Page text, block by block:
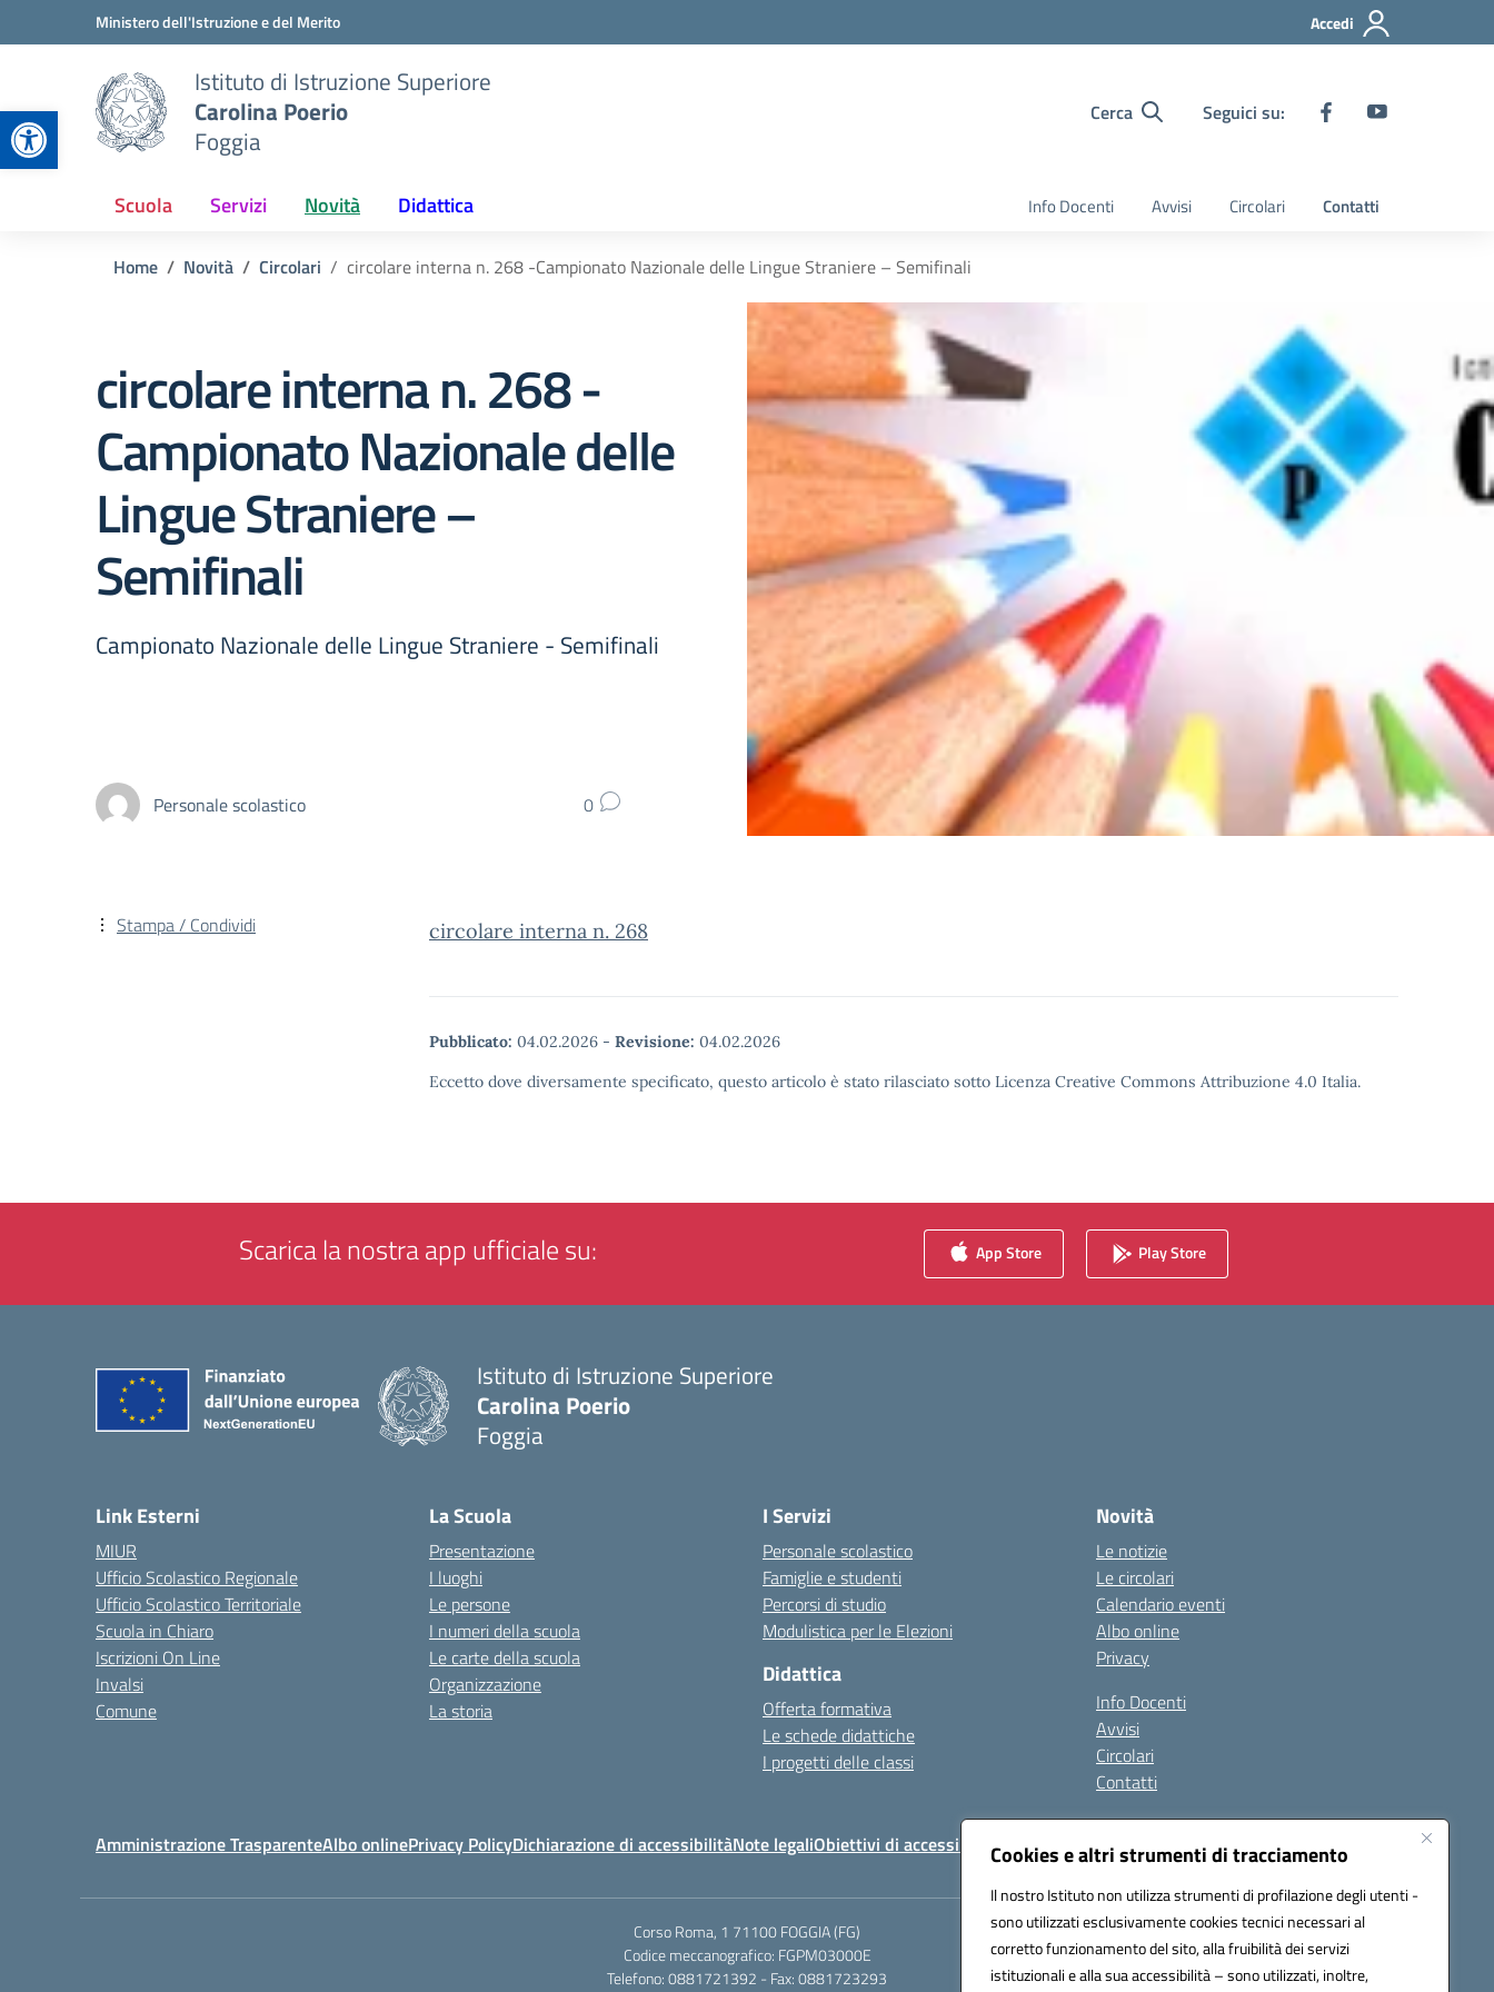
Apri la barra degli strumenti
Cookies e altri strumenti di tracciamento
Il nostro Istituto non utilizza strumenti di profilazione degli utenti -
sono utilizzati esclusivamente cookies tecnici necessari al
corretto funzionamento del sito, alla fruibilità dei servizi
istituzionali e alla sua accessibilità – sono utilizzati, inoltre,
Vai ai contenuti
Vai al menu di navigazioneMinistero dell'Istruzione e del Merito Accedi
Istituto di Istruzione Superiore
Carolina Poerio
Foggia
Cerca Seguici su:
Scuola Servizi Novità Didattica Info Docenti Avvisi Circolari Contatti
Home Novità Circolari circolare interna n. 268 -Campionato Nazionale delle Lingue Straniere – Semifinali
circolare interna n. 268 -
Campionato Nazionale delle
Lingue Straniere –
Semifinali
Campionato Nazionale delle Lingue Straniere - Semifinali
Personale scolastico 0
circolare interna n. 268
Pubblicato: 04.02.2026 - Revisione: 04.02.2026
Eccetto dove diversamente specificato, questo articolo è stato rilasciato sotto Licenza Creative Commons Attribuzione 4.0 Italia.
Stampa / Condividi
Scarica la nostra app ufficiale su: App Store Play Store
Istituto di Istruzione Superiore
Carolina Poerio
Foggia
Link Esterni
MIUR
Ufficio Scolastico Regionale
Ufficio Scolastico Territoriale
Scuola in Chiaro
Iscrizioni On Line
Invalsi
Comune
La Scuola
Presentazione
I luoghi
Le persone
I numeri della scuola
Le carte della scuola
Organizzazione
La storia
I Servizi
Personale scolastico
Famiglie e studenti
Percorsi di studio
Modulistica per le Elezioni
Didattica
Offerta formativa
Le schede didattiche
I progetti delle classi
Novità
Le notizie
Le circolari
Calendario eventi
Albo online
Privacy
Info Docenti
Avvisi
Circolari
Contatti
Amministrazione TrasparenteAlbo onlinePrivacy PolicyDichiarazione di accessibilitàNote legaliObiettivi di accessibilità Seguici su:
Corso Roma, 1 71100 FOGGIA (FG)
Codice meccanografico: FGPM03000E
Telefono: 0881721392 - Fax: 0881723293